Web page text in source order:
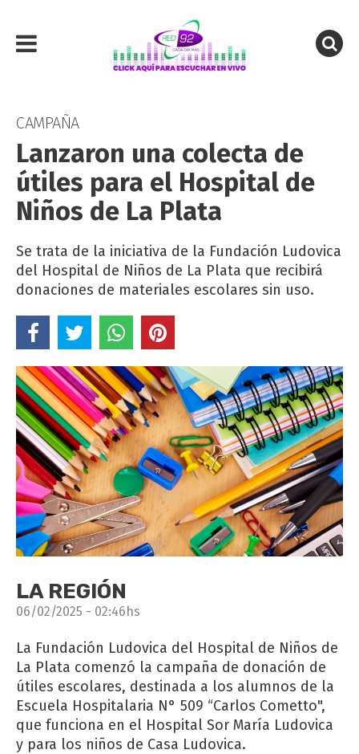
CAMPAÑA
Lanzaron una colecta de
útiles para el Hospital de
Niños de La Plata
Se trata de la iniciativa de la Fundación Ludovica
del Hospital de Niños de La Plata que recibirá
donaciones de materiales escolares sin uso.
LA REGIÓN
06/02/2025 - 02:46hs
La Fundación Ludovica del Hospital de Niños de
La Plata comenzó la campaña de donación de
útiles escolares, destinada a los alumnos de la
Escuela Hospitalaria N° 509 “Carlos Cometto",
que funciona en el Hospital Sor María Ludovica
y para los niños de Casa Ludovica.